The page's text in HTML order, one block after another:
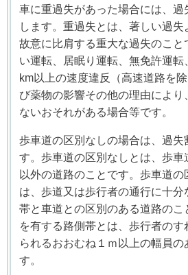
車に重過失があった場合には、過
します。重過失とは、著しい過失
故意に比肩する重大な過失のこと
い運転、居眠り運転、無免許運転
km以上の速度違反（高速道路を
び薬物の影響その他の理由により
ないおそれがある場合等です。
歩車道の区別なしの場合は、過失
す。 歩車道の区別なしとは、歩車
以外の道路のことです。歩車道の
は、歩道又は歩行者の通行に十分
帯と車道との区別のある道路のこ
を有する路側帯とは、歩行者のす
られるおおむね１ｍ以上の幅員
す。